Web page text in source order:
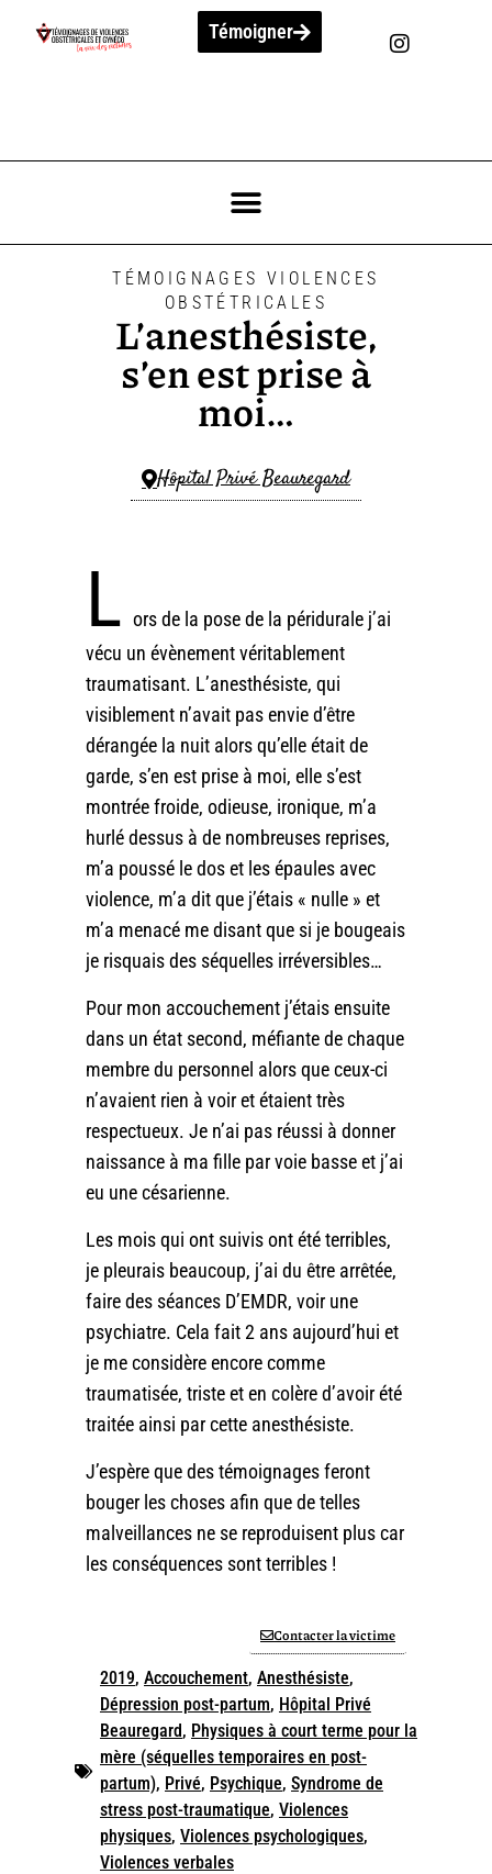
Témoigner
TÉMOIGNAGES VIOLENCES
OBSTÉTRICALES
L’anesthésiste,
s’en est prise à
moi…
Hôpital Privé Beauregard
L ors de la pose de la péridurale j’ai
vécu un évènement véritablement
traumatisant. L’anesthésiste, qui
visiblement n’avait pas envie d’être
dérangée la nuit alors qu’elle était de
garde, s’en est prise à moi, elle s’est
montrée froide, odieuse, ironique, m’a
hurlé dessus à de nombreuses reprises,
m’a poussé le dos et les épaules avec
violence, m’a dit que j’étais « nulle » et
m’a menacé me disant que si je bougeais
je risquais des séquelles irréversibles…
Pour mon accouchement j’étais ensuite
dans un état second, méfiante de chaque
membre du personnel alors que ceux-ci
n’avaient rien à voir et étaient très
respectueux. Je n’ai pas réussi à donner
naissance à ma fille par voie basse et j’ai
eu une césarienne.
Les mois qui ont suivis ont été terribles,
je pleurais beaucoup, j’ai du être arrêtée,
faire des séances D’EMDR, voir une
psychiatre. Cela fait 2 ans aujourd’hui et
je me considère encore comme
traumatisée, triste et en colère d’avoir été
traitée ainsi par cette anesthésiste.
J’espère que des témoignages feront
bouger les choses afin que de telles
malveillances ne se reproduisent plus car
les conséquences sont terribles !
Contacter la victime
2019, Accouchement, Anesthésiste,
Dépression post-partum, Hôpital Privé
Beauregard, Physiques à court terme pour la
mère (séquelles temporaires en post-
partum), Privé, Psychique, Syndrome de
stress post-traumatique, Violences
physiques, Violences psychologiques,
Violences verbales